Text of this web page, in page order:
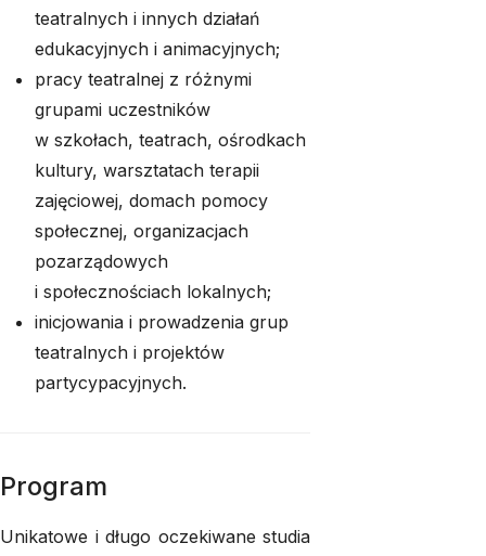
teatralnych i innych działań
edukacyjnych i animacyjnych;
pracy teatralnej z różnymi
grupami uczestników
w szkołach, teatrach, ośrodkach
kultury, warsztatach terapii
zajęciowej, domach pomocy
społecznej, organizacjach
pozarządowych
i społecznościach lokalnych;
inicjowania i prowadzenia grup
teatralnych i projektów
partycypacyjnych.
Program
Unikatowe i długo oczekiwane studia